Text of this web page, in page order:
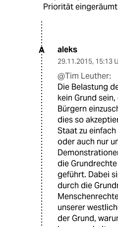
Priorität
A aleks
29.11.2015, 15:13
@Tim Leuther:
Die Belastung
kein Grund
Bürgern
dies so
Staat zu
oder auch nur
die
geführt. Dabei
durch die
unserer
der Grund,